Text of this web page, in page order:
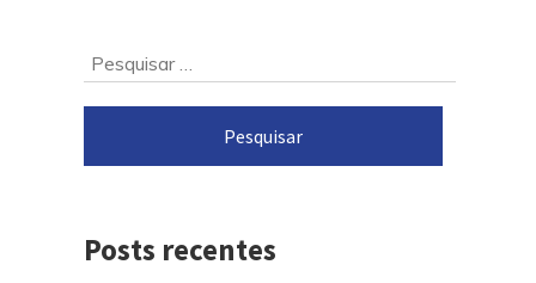
Pesquisar
Posts recentes